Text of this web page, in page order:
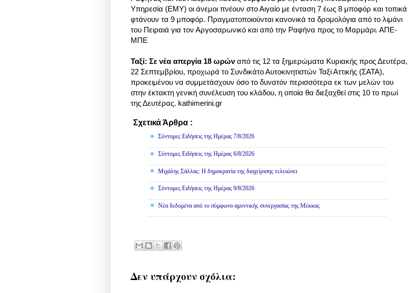
Υπηρεσία (ΕΜΥ) οι άνεμοι πνέουν στο Αιγαίο με ένταση 7 έως 8 μποφόρ και τοπικά
φτάνουν τα 9 μποφόρ. Πραγματοποιούνται κανονικά τα δρομολόγια από το λιμάνι
του Πειραιά για τον Αργοσαρωνικό και από την Ραφήνα προς το Μαρμάρι. ΑΠΕ-
ΜΠΕ
Ταξί: Σε νέα απεργία 18 ωρών από τις 12 τα ξημερώματα Κυριακής προς Δευτέρα,
22 Σεπτεμβρίου, προχωρά το Συνδικάτο Αυτοκινητιστών Ταξί Αττικής (ΣΑΤΑ),
προκειμένου να συμμετάσχουν όσο το δυνατόν περισσότερα εκ των μελών του
στην έκτακτη γενική συνέλευση του κλάδου, η οποία θα διεξαχθεί στις 10 το πρωί
της Δευτέρας. kathimerini.gr
Σχετικά Άρθρα :
Σύντομες Ειδήσεις της Ημέρας 7/8/2026
Σύντομες Ειδήσεις της Ημέρας 6/8/2026
Μιχάλης Σάλλας: Η δημοκρατία της διαχείρισης τελειώνει
Σύντομες Ειδήσεις της Ημέρας 9/8/2026
Νέα δεδομένα από το σύμφωνο αμυντικής συνεργασίας της Μέκκας
Δεν υπάρχουν σχόλια: